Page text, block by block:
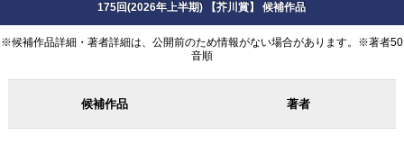
175回(2026年上半期) 【芥川賞】 候補作品
※候補作品詳細・著者詳細は、公開前のため情報がない場合があります。※著者50
音順
候補作品 著者